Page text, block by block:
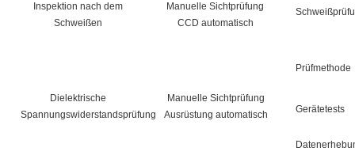
Inspektion nach dem
Schweißen
Manuelle Sichtprüfung
CCD automatisch
Dielektrische
Spannungswiderstandsprüfung
Manuelle Sichtprüfung
Ausrüstung automatisch
Prüfmethode
Gerätetests